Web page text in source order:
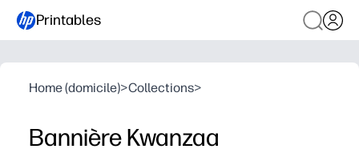
Printables
Home (domicile)>Collections>
Bannière Kwanzaa